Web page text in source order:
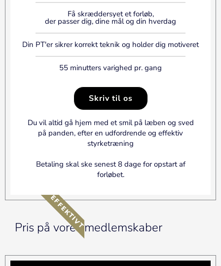
Få skræddersyet et forløb,
der passer dig, dine mål og din hverdag
Din PT'er sikrer korrekt teknik og holder dig motiveret
55 minutters varighed pr. gang
Skriv til os
Du vil altid gå hjem med et smil på læben og sved
på panden, efter en udfordrende og effektiv
styrketræning
Betaling skal ske senest 8 dage for opstart af
forløbet.
EFFEKTIVT
Pris på vores medlemskaber